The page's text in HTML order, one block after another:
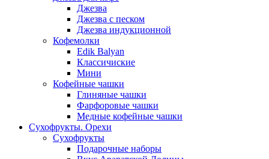
Джезва
Джезва с песком
Джезва индукционной
Кофемолки
Edik Balyan
Классичиские
Мини
Кофейные чашки
Глиняные чашки
Фарфоровые чашки
Медные кофейные чашки
Сухофрукты. Орехи
Сухофрукты
Подарочные наборы